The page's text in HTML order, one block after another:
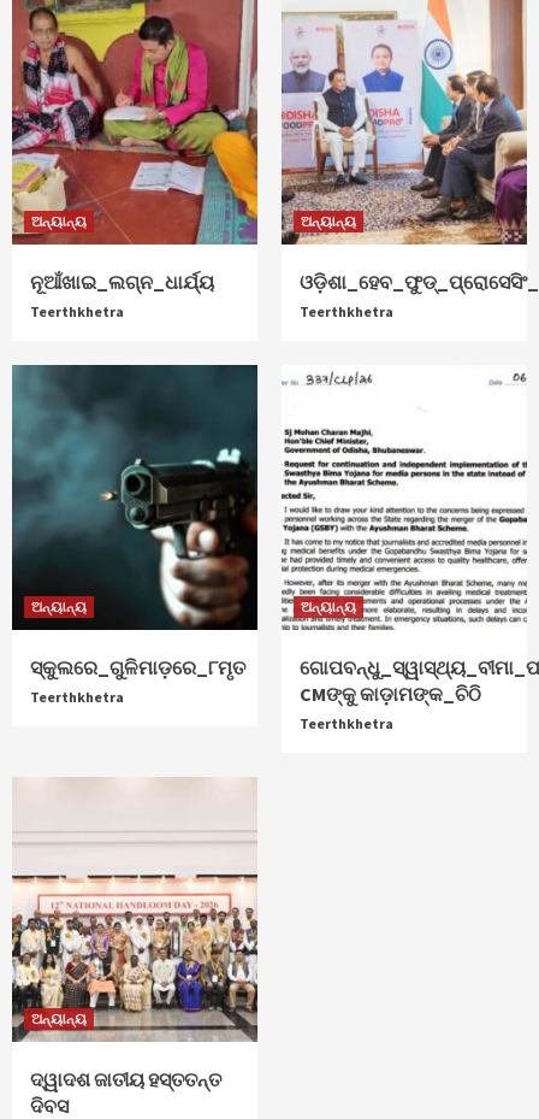
ଅନ୍ୟାନ୍ୟ
ନୂଆଁଖାଇ_ଲଗ୍ନ_ଧାର୍ଯ୍ୟ
Teerthkhetra
ଅନ୍ୟାନ୍ୟ
Teerthkhetra
ଅନ୍ୟାନ୍ୟ
ସ୍କୁଲରେ_ଗୁଳିମାଡ଼ରେ_୮ମୃତ
Teerthkhetra
ଅନ୍ୟାନ୍ୟ
CMଙ୍କୁ କାଡ଼ାମଙ୍କ_ଚିଠି
Teerthkhetra
ଅନ୍ୟାନ୍ୟ
ଦ୍ୱାଦଶ ଜାତୀୟ ହସ୍ତତନ୍ତ
ଦିବସ